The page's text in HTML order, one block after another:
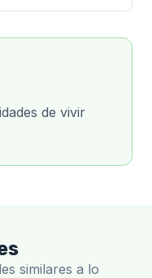
de vivir
similares a lo